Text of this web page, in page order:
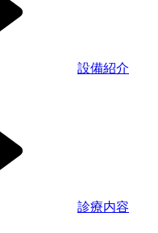
設備紹介
診療内容